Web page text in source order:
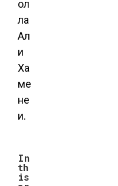
ол
ла
Ал
и
Ха
ме
не
и.
In
th
is